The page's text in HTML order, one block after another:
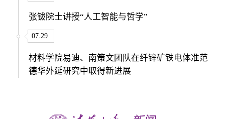
张钹院士讲授“人工智能与哲学”
07.29
材料学院易迪、南策文团队在纤锌矿铁电体准范
德华外延研究中取得新进展